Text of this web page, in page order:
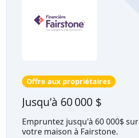
Offre aux propriétaires
Jusqu'à 60 000 $
Empruntez jusqu'à 60 000$
votre maison à Fairstone.